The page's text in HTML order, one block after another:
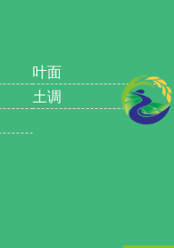
成，避免工业蜡对人体造成
康隐患；
于蔬菜类，防空洞果、裂
提升单果重和果型，对于叶
，提高叶片厚度，使叶片厚
叶面
土调